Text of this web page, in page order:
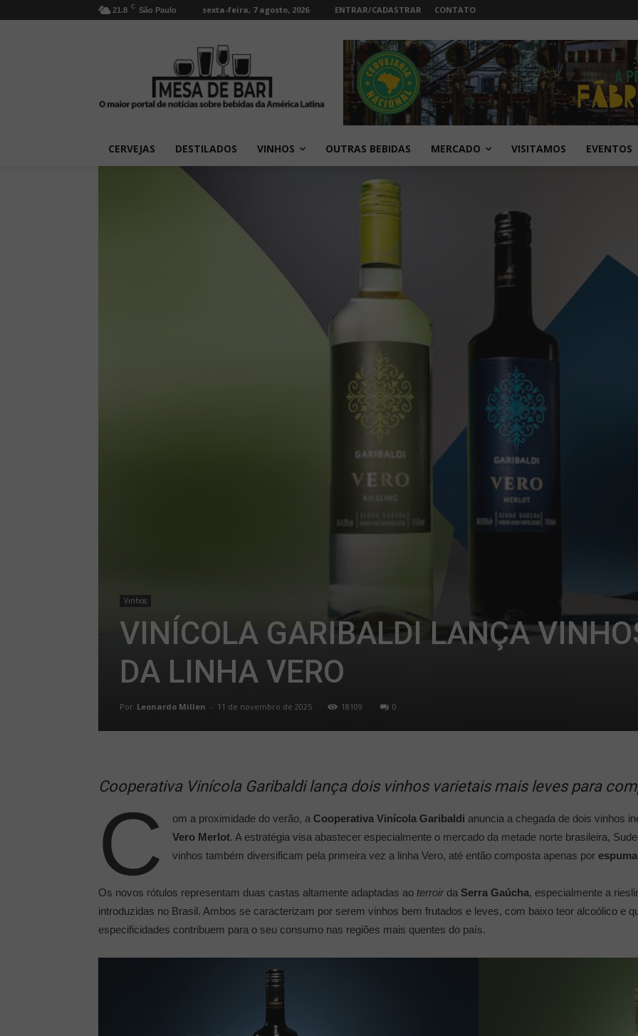
21.8 C São Paulo sexta-feira, 7 agosto, 2026 ENTRAR/CADASTRAR CONTATO
CERVEJAS DESTILADOS VINHOS OUTRAS BEBIDAS MERCADO VISITAMOS EVENTOS
Vinhos
VINÍCOLA GARIBALDI LANÇA
DA LINHA VERO
Por Leonardo Millen - 11 de novembro de 2025 18109 0
Cooperativa Vinícola Garibaldi lança dois vinhos varietais mais leves para
C om a proximidade do verão, a Cooperativa Vinícola Garibaldi anuncia a chegada de dois vinhos
Vero Merlot. A estratégia visa abastecer especialmente o mercado da metade norte brasileira,
vinhos também diversificam pela primeira vez a linha Vero, até então composta apenas por
Os novos rótulos representam duas castas altamente adaptadas ao terroirda Serra Gaúcha, especialmente a
introduzidas no Brasil. Ambos se caracterizam por serem vinhos bem frutados e leves, com baixo teor alcoólico e
especificidades contribuem para o seu consumo nas regiões mais quentes do país.